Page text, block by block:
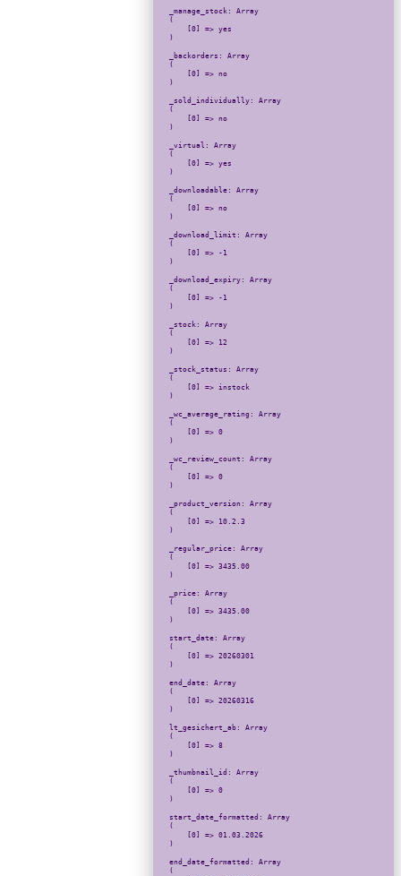
_manage_stock: Array
(
    [0] => yes
)
_backorders: Array
(
    [0] => no
)
_sold_individually: Array
(
    [0] => no
)
_virtual: Array
(
    [0] => yes
)
_downloadable: Array
(
    [0] => no
)
_download_limit: Array
(
    [0] => -1
)
_download_expiry: Array
(
    [0] => -1
)
_stock: Array
(
    [0] => 12
)
_stock_status: Array
(
    [0] => instock
)
_wc_average_rating: Array
(
    [0] => 0
)
_wc_review_count: Array
(
    [0] => 0
)
_product_version: Array
(
    [0] => 10.2.3
)
_regular_price: Array
(
    [0] => 3435.00
)
_price: Array
(
    [0] => 3435.00
)
start_date: Array
(
    [0] => 20260301
)
end_date: Array
(
    [0] => 20260316
)
lt_gesichert_ab: Array
(
    [0] => 8
)
_thumbnail_id: Array
(
    [0] => 0
)
start_date_formatted: Array
(
    [0] => 01.03.2026
)
end_date_formatted: Array
(